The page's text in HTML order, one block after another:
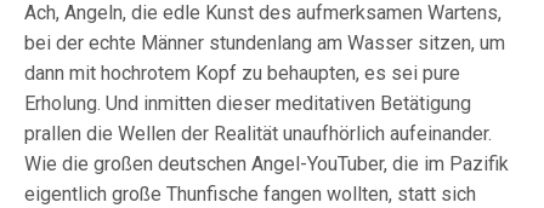
Ach, Angeln, die edle Kunst des aufmerksamen Wartens,
bei der echte Männer stundenlang am Wasser sitzen, um
dann mit hochrotem Kopf zu behaupten, es sei pure
Erholung. Und inmitten dieser meditativen Betätigung
prallen die Wellen der Realität unaufhörlich aufeinander.
Wie die großen deutschen Angel-YouTuber, die im Pazifik
eigentlich große Thunfische fangen wollten, statt sich